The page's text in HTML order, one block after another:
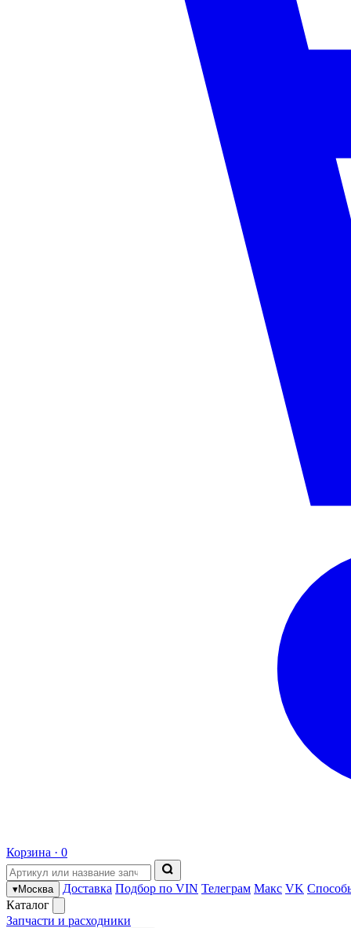
Корзина · 0
▾Москва Доставка Подбор по VIN Телеграм Макс VK
Каталог
Запчасти и расходники